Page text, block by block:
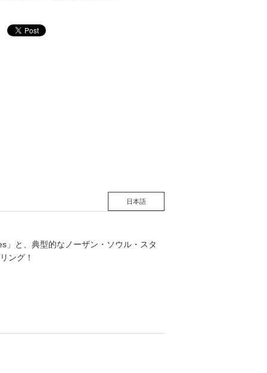
屋
日本語
」と、典型的なノーザン・ソウル・スタ
ング！